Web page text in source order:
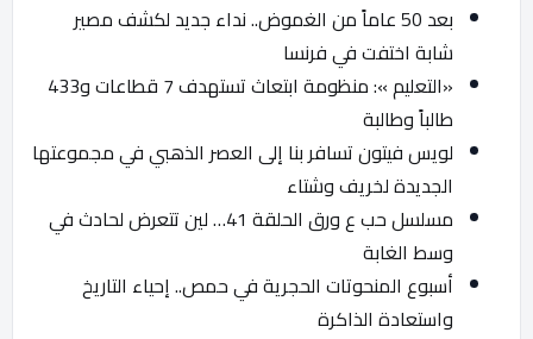
بعد 50 عاماً من الغموض.. نداء جديد لكشف مصير
شابة اختفت في فرنسا
«التعليم »: منظومة ابتعاث تستهدف 7 قطاعات و433
طالباً وطالبة
لويس فيتون تسافر بنا إلى العصر الذهبي في مجموعتها
الجديدة لخريف وشتاء
مسلسل حب ع ورق الحلقة 41… لين تتعرض لحادث في
وسط الغابة
أسبوع المنحوتات الحجرية في حمص.. إحياء التاريخ
واستعادة الذاكرة